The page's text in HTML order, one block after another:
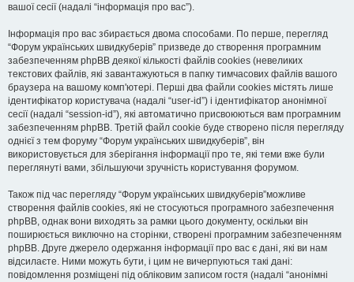
вашої сесії (надалі “інформація про вас”).
Інформація про вас збирається двома способами. По перше, перегляд
“Форум українських швидкуберів” призведе до створення програмним
забезпеченням phpBB деякої кількості файлів cookies (невеликих
текстових файлів, які завантажуються в папку тимчасових файлів вашого
браузера на вашому комп'ютері. Перші два файли cookies містять лише
ідентифікатор користувача (надалі “user-id”) і ідентифікатор анонімної
сесії (надалі “session-id”), які автоматично присвоюються вам програмним
забезпеченням phpBB. Третій файл cookie буде створено після перегляду
однієї з тем форуму “Форум українських швидкуберів”, він
використовується для зберігання інформації про те, які теми вже були
переглянуті вами, збільшуючи зручність користування форумом.
Також під час перегляду “Форум українських швидкуберів”можливе
створення файлів cookies, які не стосуються програмного забезпечення
phpBB, однак вони виходять за рамки цього документу, оскільки він
поширюється виключно на сторінки, створені програмним забезпеченням
phpBB. Друге джерело одержання інформації про вас є дані, які ви нам
відсилаєте. Ними можуть бути, і цим не вичерпуються такі дані:
повідомлення розміщені під обліковим записом гостя (надалі “анонімні